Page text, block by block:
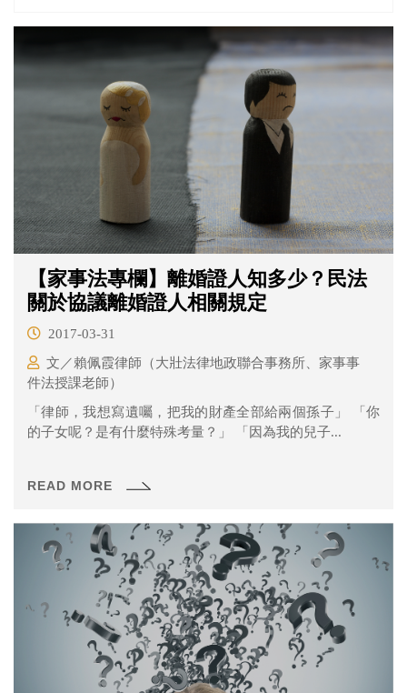
【家事法專欄】離婚證人知多少？民法
關於協議離婚證人相關規定
2017-03-31
文／賴佩霞律師（大壯法律地政聯合事務所、家事事
件法授課老師）
「律師，我想寫遺囑，把我的財產全部給兩個孫子」 「你
的子女呢？是有什麼特殊考量？」 「因為我的兒子...
READ MORE